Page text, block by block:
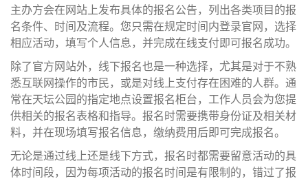
主办方会在网站上发布具体的报名公告，列出各类项目的报
名条件、时间及流程。您只需在规定时间内登录官网，选择
相应活动，填写个人信息，并完成在线支付即可报名成功。
除了官方网站外，线下报名也是一种选择，尤其是对于不熟
悉互联网操作的市民，或是对线上支付存在困难的人群。通
常在天坛公园的指定地点设置报名柜台，工作人员会为您提
供相关的报名表格和指导。报名时需要携带身份证及相关材
料，并在现场填写报名信息，缴纳费用后即可完成报名。
无论是通过线上还是线下方式，报名时都需要留意活动的具
体时间段，因为每项活动的报名时间是有限制的，错过了报